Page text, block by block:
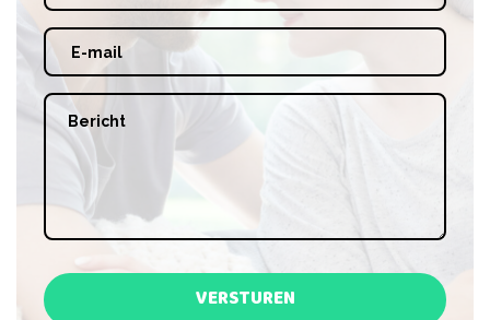
VERSTUREN